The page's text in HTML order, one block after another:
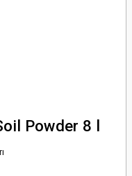
Powder 8 l